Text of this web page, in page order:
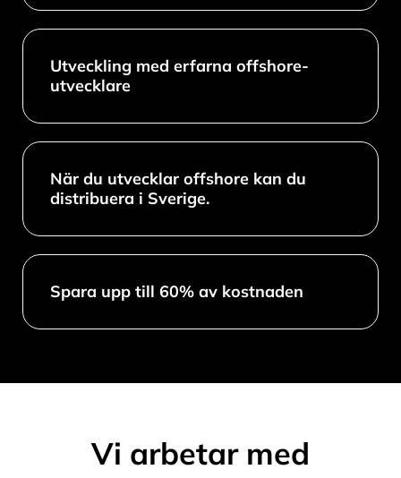
Utveckling med erfarna offshore-
utvecklare
När du utvecklar offshore kan du
distribuera i Sverige.
Spara upp till 60% av kostnaden
Vi arbetar med